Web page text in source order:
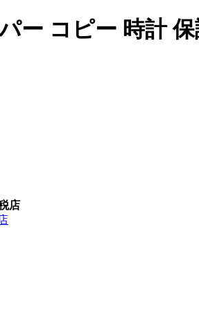
ー コピー 時計
店